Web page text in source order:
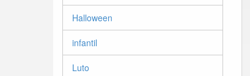
Halloween
infantil
Luto